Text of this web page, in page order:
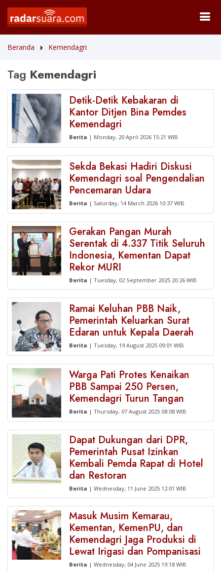
Beranda Kemendagri
Tag Kemendagri
Detik-Detik Kebakaran di
Kantor Ditjen Bina Pemdes
Kemendagri
Berita | Monday, 20 April 2026 15:21 WIB
Sekda Bekasi Hadiri Diskusi
Kemendagri soal Pengendalian
Pencemaran Udara
Berita | Saturday, 14 March 2026 10:37 WIB
Gerakan Pangan Murah
Serentak di 4.337 Titik Seluruh
Indonesia, Kementan Dapat
Rekor MURI
Berita | Tuesday, 02 September 2025 20:26 WIB
Ramai Keluhan PBB Naik,
Pemerintah Keluarkan Surat
Edaran untuk Kepala Daerah
Berita | Tuesday, 19 August 2025 09:01 WIB
Warga Pati Protes Kenaikan
PBB Sampai 250 Persen,
Kemendagri Turun Tangan
Berita | Thursday, 07 August 2025 08:08 WIB
Dapat Dukungan dari DPR,
Pemerintah Pusat Izinkan
Kembali Pemda Rapat di Hotel
dan Restoran
Berita | Wednesday, 11 June 2025 12:01 WIB
Masuk Musim Kemarau,
Kementan, KemenPU, dan
Kemendagri Jaga Produksi di
Lewat Irigasi dan Pompanisasi
Berita | Wednesday, 04 June 2025 19:18 WIB